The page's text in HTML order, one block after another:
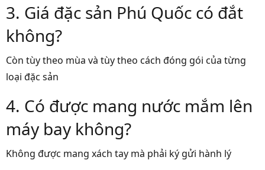
3. Giá đặc sản Phú Quốc có đắt
không?
Còn tùy theo mùa và tùy theo cách đóng gói của từng
loại đặc sản
4. Có được mang nước mắm lên
máy bay không?
Không được mang xách tay mà phải ký gửi hành lý